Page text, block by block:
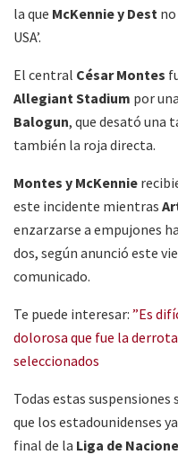
la que McKennie y Dest
USA’.
El central César Montes
Allegiant Stadium por
Balogun, que desató una
también la roja directa.
Montes y McKennie
este incidente mientras
enzarzarse a empujones
dos, según anunció este
comunicado.
Te puede interesar: ”Es
dolorosa que fue la
seleccionados
Todas estas
que los estadounidenses
final de la Liga de